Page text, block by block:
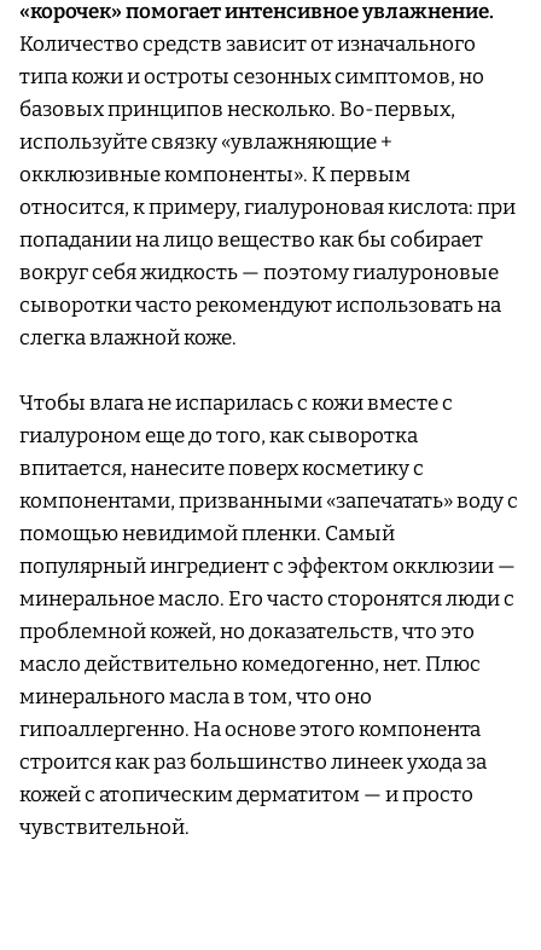
«корочек» помогает интенсивное увлажнение.
Количество средств зависит от изначального
типа кожи и остроты сезонных симптомов, но
базовых принципов несколько. Во-первых,
используйте связку «увлажняющие +
окклюзивные компоненты». К первым
относится, к примеру, гиалуроновая кислота: при
попадании на лицо вещество как бы собирает
вокруг себя жидкость — поэтому гиалуроновые
сыворотки часто рекомендуют использовать на
слегка влажной коже.
Чтобы влага не испарилась с кожи вместе с
гиалуроном еще до того, как сыворотка
впитается, нанесите поверх косметику с
компонентами, призванными «запечатать» воду с
помощью невидимой пленки. Самый
популярный ингредиент с эффектом окклюзии —
минеральное масло. Его часто сторонятся люди с
проблемной кожей, но доказательств, что это
масло действительно комедогенно, нет. Плюс
минерального масла в том, что оно
гипоаллергенно. На основе этого компонента
строится как раз большинство линеек ухода за
кожей с атопическим дерматитом — и просто
чувствительной.